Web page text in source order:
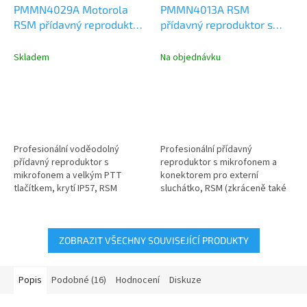
PMMN4029A Motorola
RSM přídavný reproduktor
Skladem
Profesionální voděodolný
přídavný reproduktor s
mikrofonem a velkým PTT
tlačítkem, krytí IP57, RSM
PMMN4013A RSM
přídavný reproduktor s
ušní sluchátko
Na objednávku
Profesionální přídavný
reproduktor s mikrofonem a
konektorem pro externí
sluchátko, RSM (zkráceně také
ZOBRAZIT VŠECHNY SOUVISEJÍCÍ PRODUKTY
Popis Podobné (16) Hodnocení Diskuze